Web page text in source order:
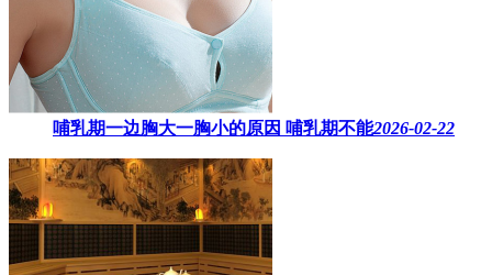
哺乳期一边胸大一胸小的原因​ 哺乳期不能2026-02-22